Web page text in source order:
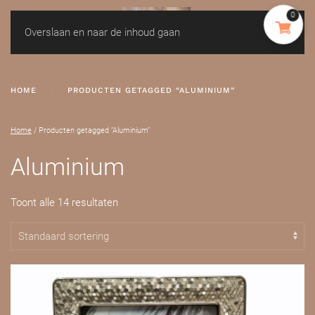
Overslaan en naar de inhoud gaan
HOME PRODUCTEN GETAGGED “ALUMINIUM”
Home / Producten getagged “Aluminium”
Aluminium
Toont alle 14 resultaten
0